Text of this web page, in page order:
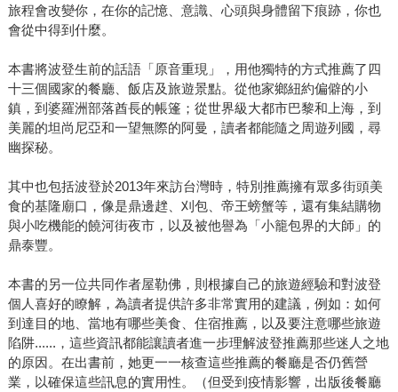
旅程會改變你，在你的記憶、意識、心頭與身體留下痕跡，你也
會從中得到什麼。
本書將波登生前的話語「原音重現」，用他獨特的方式推薦了四
十三個國家的餐廳、飯店及旅遊景點。從他家鄉紐約偏僻的小
鎮，到婆羅洲部落酋長的帳篷；從世界級大都市巴黎和上海，到
美麗的坦尚尼亞和一望無際的阿曼，讀者都能隨之周遊列國，尋
幽探秘。
其中也包括波登於2013年來訪台灣時，特別推薦擁有眾多街頭美
食的基隆廟口，像是鼎邊趖、刈包、帝王螃蟹等，還有集結購物
與小吃機能的饒河街夜市，以及被他譽為「小籠包界的大師」的
鼎泰豐。
本書的另一位共同作者屋勒佛，則根據自己的旅遊經驗和對波登
個人喜好的瞭解，為讀者提供許多非常實用的建議，例如：如何
到達目的地、當地有哪些美食、住宿推薦，以及要注意哪些旅遊
陷阱......，這些資訊都能讓讀者進一步理解波登推薦那些迷人之地
的原因。在出書前，她更一一核查這些推薦的餐廳是否仍舊營
業，以確保這些訊息的實用性。（但受到疫情影響，出版後餐廳